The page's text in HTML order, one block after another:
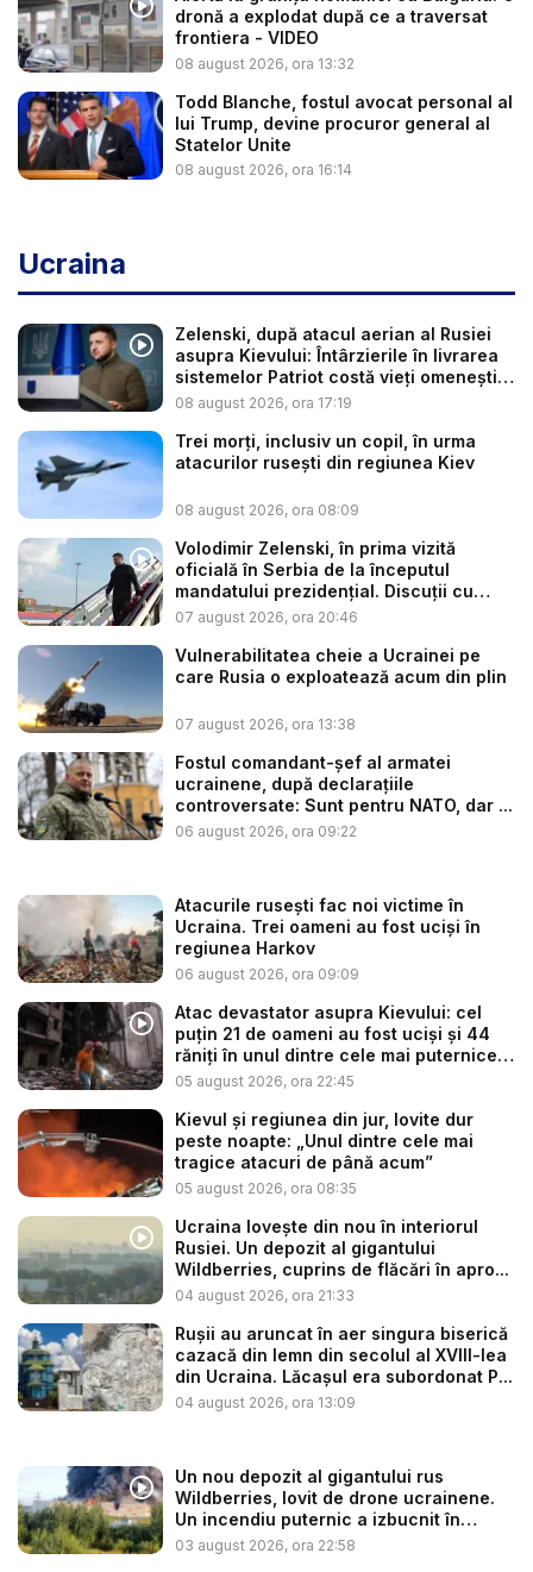
dronă a explodat după ce a traversat
frontiera - VIDEO
08 august 2026, ora 13:32
Todd Blanche, fostul avocat personal al
lui Trump, devine procuror general al
Statelor Unite
08 august 2026, ora 16:14
Ucraina
Zelenski, după atacul aerian al Rusiei
asupra Kievului: Întârzierile în livrarea
sistemelor Patriot costă vieți omenești
...
08 august 2026, ora 17:19
Trei morți, inclusiv un copil, în urma
atacurilor rusești din regiunea Kiev
08 august 2026, ora 08:09
Volodimir Zelenski, în prima vizită
oficială în Serbia de la începutul
mandatului prezidențial. Discuții cu
Vuč...
07 august 2026, ora 20:46
Vulnerabilitatea cheie a Ucrainei pe
care Rusia o exploatează acum din plin
07 august 2026, ora 13:38
Fostul comandant-șef al armatei
ucrainene, după declarațiile
controversate: Sunt pentru NATO, dar ...
06 august 2026, ora 09:22
Atacurile rusești fac noi victime în
Ucraina. Trei oameni au fost uciși în
regiunea Harkov
06 august 2026, ora 09:09
Atac devastator asupra Kievului: cel
puțin 21 de oameni au fost uciși și 44
răniți în unul dintre cele mai puternice
...
05 august 2026, ora 22:45
Kievul și regiunea din jur, lovite dur
peste noapte: „Unul dintre cele mai
tragice atacuri de până acum”
05 august 2026, ora 08:35
Ucraina lovește din nou în interiorul
Rusiei. Un depozit al gigantului
Wildberries, cuprins de flăcări în apro...
04 august 2026, ora 21:33
Rușii au aruncat în aer singura biserică
cazacă din lemn din secolul al XVIII-lea
din Ucraina. Lăcașul era subordonat P...
04 august 2026, ora 13:09
Un nou depozit al gigantului rus
Wildberries, lovit de drone ucrainene.
Un incendiu puternic a izbucnit în
regiu...
03 august 2026, ora 22:58